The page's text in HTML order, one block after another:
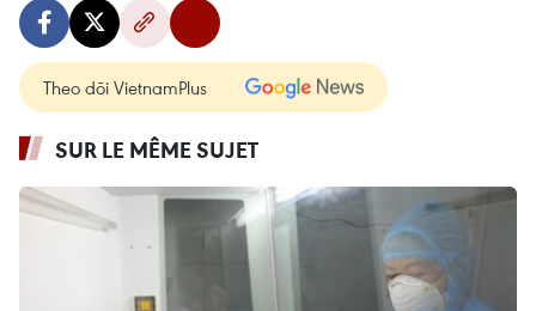
Theo dõi VietnamPlus
SUR LE MÊME SUJET